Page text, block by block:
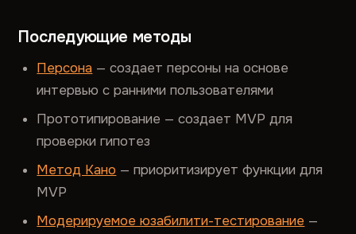
Последующие методы
Персона — создает персоны на основе
интервью с ранними пользователями
Прототипирование — создает MVP для
проверки гипотез
Метод Кано — приоритизирует функции для
MVP
Модерируемое юзабилити-тестирование —